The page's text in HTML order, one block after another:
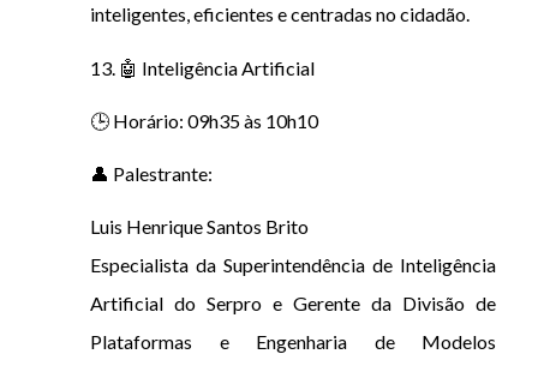
inteligentes, eficientes e centradas no cidadão.
13. 🤖 Inteligência Artificial
🕒 Horário: 09h35 às 10h10
👤 Palestrante:
Luis Henrique Santos Brito
Especialista da Superintendência de Inteligência
Artificial do Serpro e Gerente da Divisão de
Plataformas e Engenharia de Modelos